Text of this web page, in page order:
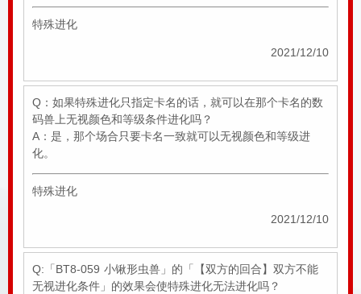
特殊进化
2021/12/10
Q：如果特殊进化只指定卡名的话，就可以在那个卡名的数
码兽上无视颜色和等级条件进化吗？
A：是，那个场合只要卡名一致就可以无视颜色和等级进
化。
特殊进化
2021/12/10
Q:「BT8-059 小锹形虫兽」的「【双方的回合】双方不能
无视进化条件」的效果会使特殊进化无法进化吗？